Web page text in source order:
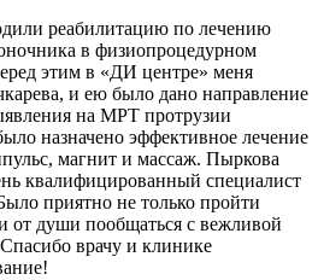
реабилитацию по лечению
в физиопроцедурном
этим в «ДИ центре» меня
и ею было дано направление
на МРТ протрузии
назначено эффективное лечение
магнит и массаж. Пыркова
квалифицированный специалист
приятно не только пройти
от души пообщаться с вежливой
врачу и клинике